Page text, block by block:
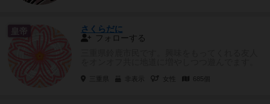
皇帝
さくらだに
フォローする
非表示 女性 685個